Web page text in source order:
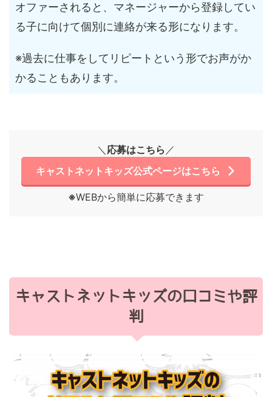
オファーされると、マネージャーから登録してい
る子に向けて個別に連絡が来る形になります。
※過去に仕事をしてリピートという形でお声がか
かることもあります。
＼ 応募はこちら ／
キャストネットキッズ公式ページはこちら
※WEBから簡単に応募できます
キャストネットキッズの口コミや評
判